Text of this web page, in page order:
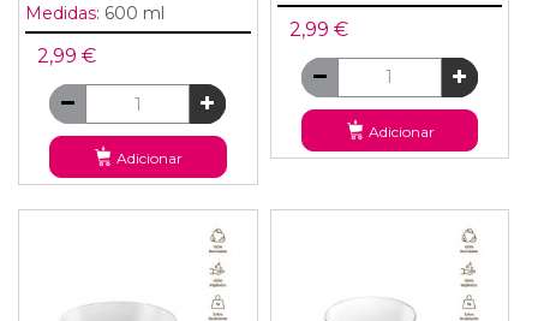
Medidas: 600 ml
2,99 €
Adicionar
2,99 €
Adicionar